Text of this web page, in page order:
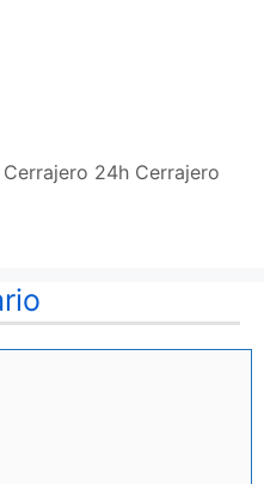
Cerrajero 24h Cerrajero